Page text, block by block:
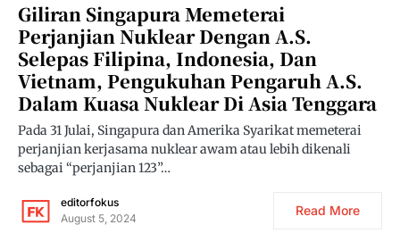
Giliran Singapura Memeterai
Perjanjian Nuklear Dengan A.S.
Selepas Filipina, Indonesia, Dan
Vietnam, Pengukuhan Pengaruh A.S.
Dalam Kuasa Nuklear Di Asia Tenggara
Pada 31 Julai, Singapura dan Amerika Syarikat memeterai
perjanjian kerjasama nuklear awam atau lebih dikenali
sebagai “perjanjian 123”…
editorfokus
August 5, 2024
Read More